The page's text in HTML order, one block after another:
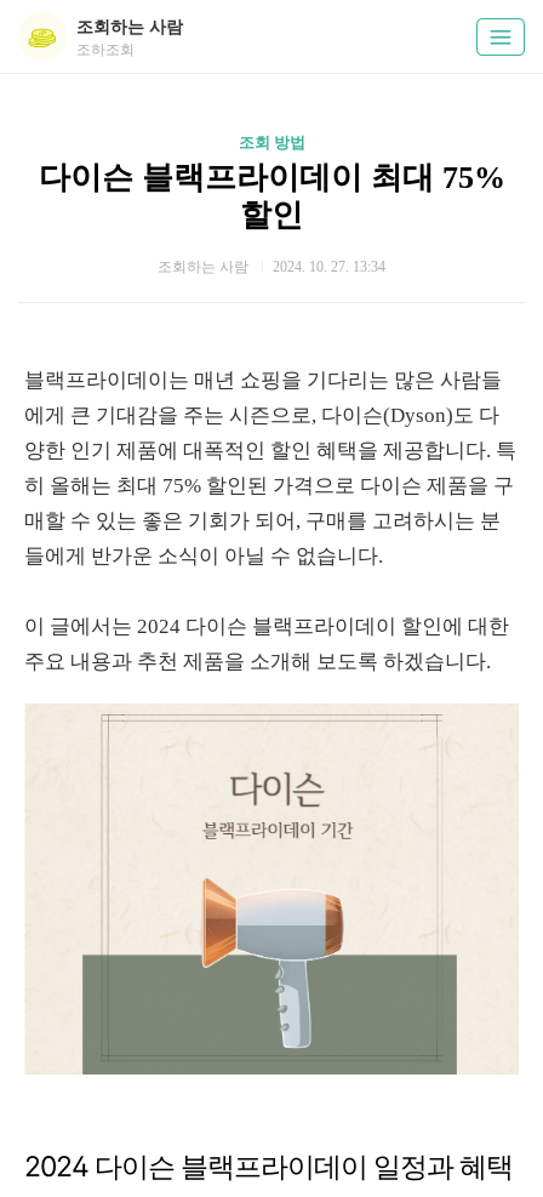
조회하는 사람
조하조회
조회 방법
다이슨 블랙프라이데이 최대 75%
할인
조회하는 사람 2024. 10. 27. 13:34
블랙프라이데이는 매년 쇼핑을 기다리는 많은 사람들
에게 큰 기대감을 주는 시즌으로, 다이슨(Dyson)도 다
양한 인기 제품에 대폭적인 할인 혜택을 제공합니다. 특
히 올해는 최대 75% 할인된 가격으로 다이슨 제품을 구
매할 수 있는 좋은 기회가 되어, 구매를 고려하시는 분
들에게 반가운 소식이 아닐 수 없습니다.
이 글에서는 2024 다이슨 블랙프라이데이 할인에 대한
주요 내용과 추천 제품을 소개해 보도록 하겠습니다.
2024 다이슨 블랙프라이데이 일정과 혜택